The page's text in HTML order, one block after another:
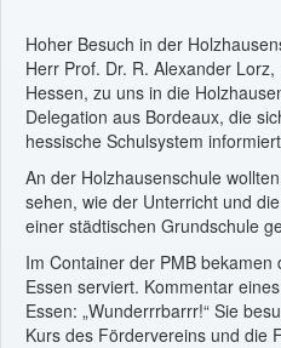
Hoher Besuch in der
Herr Prof. Dr. R. Alexander
Hessen, zu uns in die
Delegation aus Bordeaux, die
hessische Schulsystem
An der Holzhausenschule
sehen, wie der Unterricht und
einer städtischen Grundschule
Im Container der PMB
Essen serviert. Kommentar
Essen: „Wunderrrbarrr!“ Sie
Kurs des Fördervereins und die